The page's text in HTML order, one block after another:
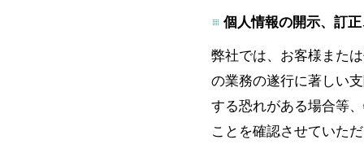
個人情報の開示、訂
弊社では、お客様また
の業務の遂行に著しい
する恐れがある場合等
ことを確認させていた